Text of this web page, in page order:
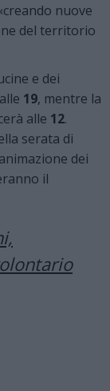
nuove
del territorio
e dei
alle 19, mentre la
alle 12.
serata di
dei
il